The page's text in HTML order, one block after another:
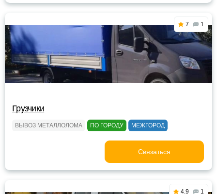
7 1
Грузчики
ВЫВОЗ МЕТАЛЛОЛОМА ПО ГОРОДУ МЕЖГОРОД
Связаться
4.9 1